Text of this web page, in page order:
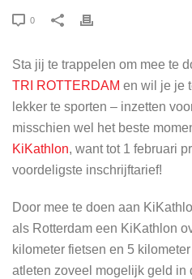
0
Sta jij te trappelen om mee te
TRI ROTTERDAM en wil je je
lekker te sporten – inzetten
misschien wel het beste
KiKathlon, want tot 1 februari
voordeligste inschrijftarief!
Door mee te doen aan
als Rotterdam een KiKathlon
kilometer fietsen en 5
atleten zoveel mogelijk geld in